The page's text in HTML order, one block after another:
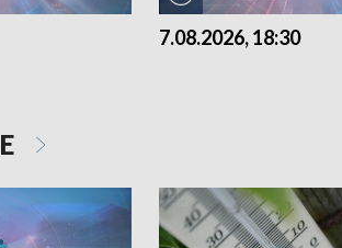
7.08.2026, 18:30